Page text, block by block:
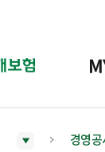
경영공